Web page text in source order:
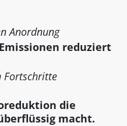
Anordnung
reduziert
Fortschritte
die
macht.